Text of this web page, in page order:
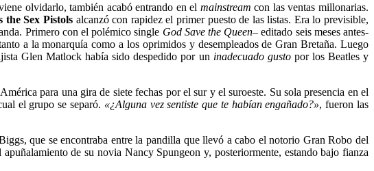
olvidarlo, también acabó entrando en el mainstream con las ventas millonarias.
Sex Pistols alcanzó con rapidez el primer puesto de las listas. Era lo previsible,
Primero con el polémico single God Save the Queen– editado seis meses antes-
a la monarquía como a los oprimidos y desempleados de Gran Bretaña. Luego
Glen Matlock había sido despedido por un inadecuado gustopor los Beatles y
para una gira de siete fechas por el sur y el suroeste. Su sola presencia en el
el grupo se separó. «¿Alguna vez sentiste que te habían engañado?», fueron las
que se encontraba entre la pandilla que llevó a cabo el notorio Gran Robo del
de su novia Nancy Spungeon y, posteriormente, estando bajo fianza